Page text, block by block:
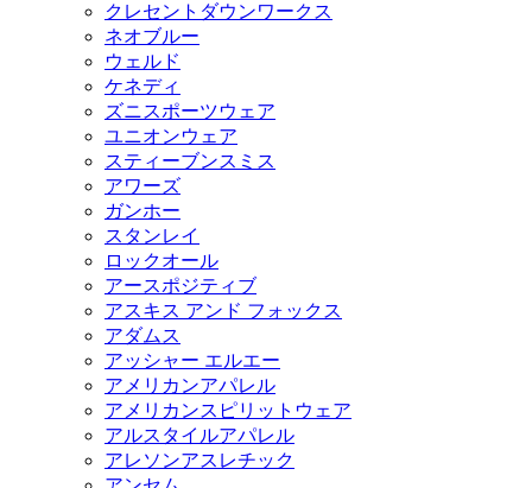
クレセントダウンワークス
ネオブルー
ウェルド
ケネディ
ズニスポーツウェア
ユニオンウェア
スティーブンスミス
アワーズ
ガンホー
スタンレイ
ロックオール
アースポジティブ
アスキス アンド フォックス
アダムス
アッシャー エルエー
アメリカンアパレル
アメリカンスピリットウェア
アルスタイルアパレル
アレソンアスレチック